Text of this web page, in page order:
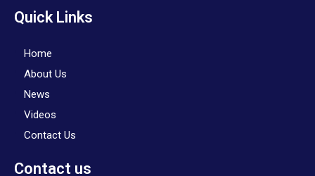
Quick Links
Home
About Us
News
Videos
Contact Us
Contact us